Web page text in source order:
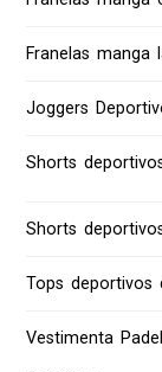
Franelas manga
Joggers
Shorts
Shorts
Tops deportivos
Vestimenta